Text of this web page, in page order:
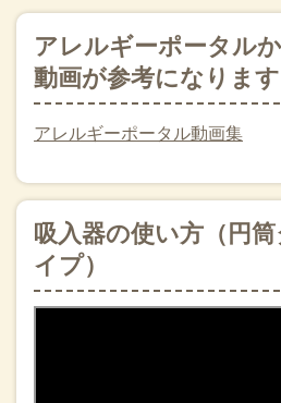
アレルギーポータル
動画が参考になります
アレルギーポータル動画集
吸入器の使い方（円
イプ）